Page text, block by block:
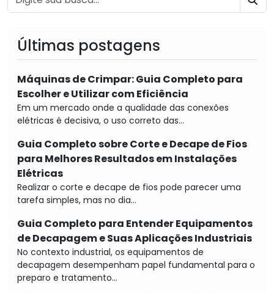
Últimas postagens
Máquinas de Crimpar: Guia Completo para
Escolher e Utilizar com Eficiência
Em um mercado onde a qualidade das conexões
elétricas é decisiva, o uso correto das...
Guia Completo sobre Corte e Decape de Fios
para Melhores Resultados em Instalações
Elétricas
Realizar o corte e decape de fios pode parecer uma
tarefa simples, mas no dia...
Guia Completo para Entender Equipamentos
de Decapagem e Suas Aplicações Industriais
No contexto industrial, os equipamentos de
decapagem desempenham papel fundamental para o
preparo e tratamento...